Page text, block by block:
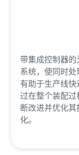
带集成控制器
系统，使同时
有助于生产线
过在整个装配
断改进并优化
化。